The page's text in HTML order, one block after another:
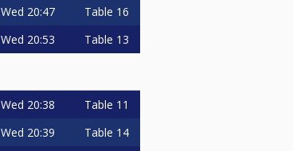
Wed 20:47 Table 16
Wed 20:53 Table 13
Wed 20:38 Table 11
Wed 20:39 Table 14